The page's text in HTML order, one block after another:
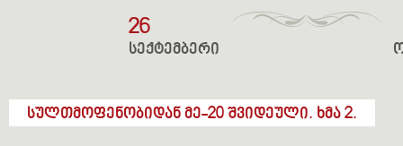
26
სექტემბერი
სულთმოფენობიდან მე-20 შვიდეული. ხმა 2.